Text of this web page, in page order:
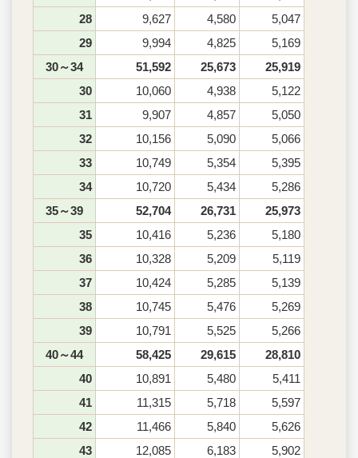
28
9,627 4,580
5,047
29
9,994 4,825
5,169
30～34
51,592 25,673
25,919
30
10,060 4,938
5,122
31
9,907 4,857
5,050
32
10,156 5,090
5,066
33
10,749 5,354
5,395
34
10,720 5,434
5,286
35～39
52,704 26,731
25,973
35
10,416 5,236
5,180
36
10,328 5,209
5,119
37
10,424 5,285
5,139
38
10,745 5,476
5,269
39
10,791 5,525
5,266
40～44
58,425 29,615
28,810
40
10,891 5,480
5,411
41
11,315 5,718
5,597
42
11,466 5,840
5,626
43
12,085 6,183
5,902